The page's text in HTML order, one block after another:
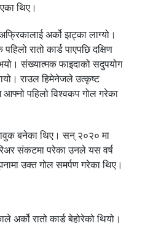
थिए।
अर्को झट्का लाग्यो।
रातो कार्ड पाएपछि दक्षिण
संख्यात्मक फाइदाको सदुपयोग
राउल हिमेनेजले उत्कृष्ट
आफ्नो पहिलो विश्वकप गोल गरेका
बनेका थिए। सन् २०२० मा
संकटमा परेका उनले यस वर्ष
उक्त गोल समर्पण गरेका थिए।
अर्को रातो कार्ड बेहोरेको थियो।